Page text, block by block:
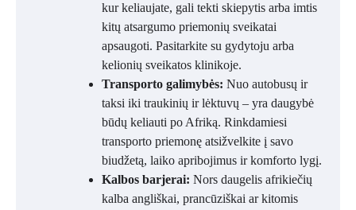
kur keliaujate, gali tekti skiepytis arba imtis
kitų atsargumo priemonių sveikatai
apsaugoti. Pasitarkite su gydytoju arba
kelionių sveikatos klinikoje.
Transporto galimybės: Nuo autobusų ir
taksi iki traukinių ir lėktuvų – yra daugybė
būdų keliauti po Afriką. Rinkdamiesi
transporto priemonę atsižvelkite į savo
biudžetą, laiko apribojimus ir komforto lygį.
Kalbos barjerai: Nors daugelis afrikiečių
kalba angliškai, prancūziškai ar kitomis